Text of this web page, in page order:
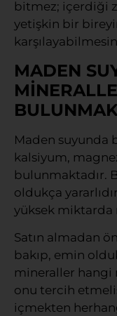
bitmez; içerdiği
yetişkin bir
MADEN
Maden suyunda
kalsiyum,
bulunmaktadır.
oldukça
yüksek miktarda
Satın almadan
bakıp, emin
mineraller hangi
onu tercih
içmekten